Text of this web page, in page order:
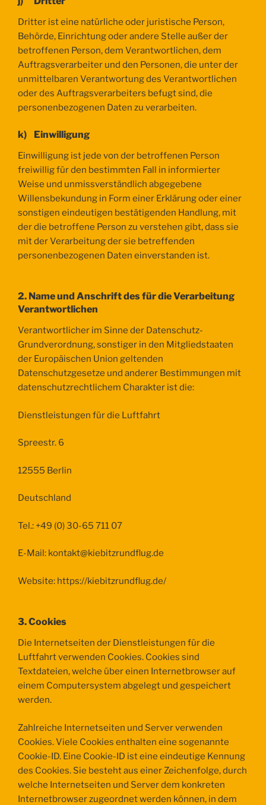
Dritter ist eine natürliche oder juristische Person,
Behörde, Einrichtung oder andere Stelle außer der
betroffenen Person, dem Verantwortlichen, dem
Auftragsverarbeiter und den Personen, die unter der
unmittelbaren Verantwortung des Verantwortlichen
oder des Auftragsverarbeiters befugt sind, die
personenbezogenen Daten zu verarbeiten.
k) Einwilligung
Einwilligung ist jede von der betroffenen Person
freiwillig für den bestimmten Fall in informierter
Weise und unmissverständlich abgegebene
Willensbekundung in Form einer Erklärung oder einer
sonstigen eindeutigen bestätigenden Handlung, mit
der die betroffene Person zu verstehen gibt, dass sie
mit der Verarbeitung der sie betreffenden
personenbezogenen Daten einverstanden ist.
2. Name und Anschrift des für die Verarbeitung
Verantwortlichen
Verantwortlicher im Sinne der Datenschutz-
Grundverordnung, sonstiger in den Mitgliedstaaten
der Europäischen Union geltenden
Datenschutzgesetze und anderer Bestimmungen mit
datenschutzrechtlichem Charakter ist die:
Dienstleistungen für die Luftfahrt
Spreestr. 6
12555 Berlin
Deutschland
Tel.: +49 (0) 30-65 711 07
E-Mail: kontakt@kiebitzrundflug.de
Website: https://kiebitzrundflug.de/
3. Cookies
Die Internetseiten der Dienstleistungen für die
Luftfahrt verwenden Cookies. Cookies sind
Textdateien, welche über einen Internetbrowser auf
einem Computersystem abgelegt und gespeichert
werden.
Zahlreiche Internetseiten und Server verwenden
Cookies. Viele Cookies enthalten eine sogenannte
Cookie-ID. Eine Cookie-ID ist eine eindeutige Kennung
des Cookies. Sie besteht aus einer Zeichenfolge, durch
welche Internetseiten und Server dem konkreten
Internetbrowser zugeordnet werden können, in dem